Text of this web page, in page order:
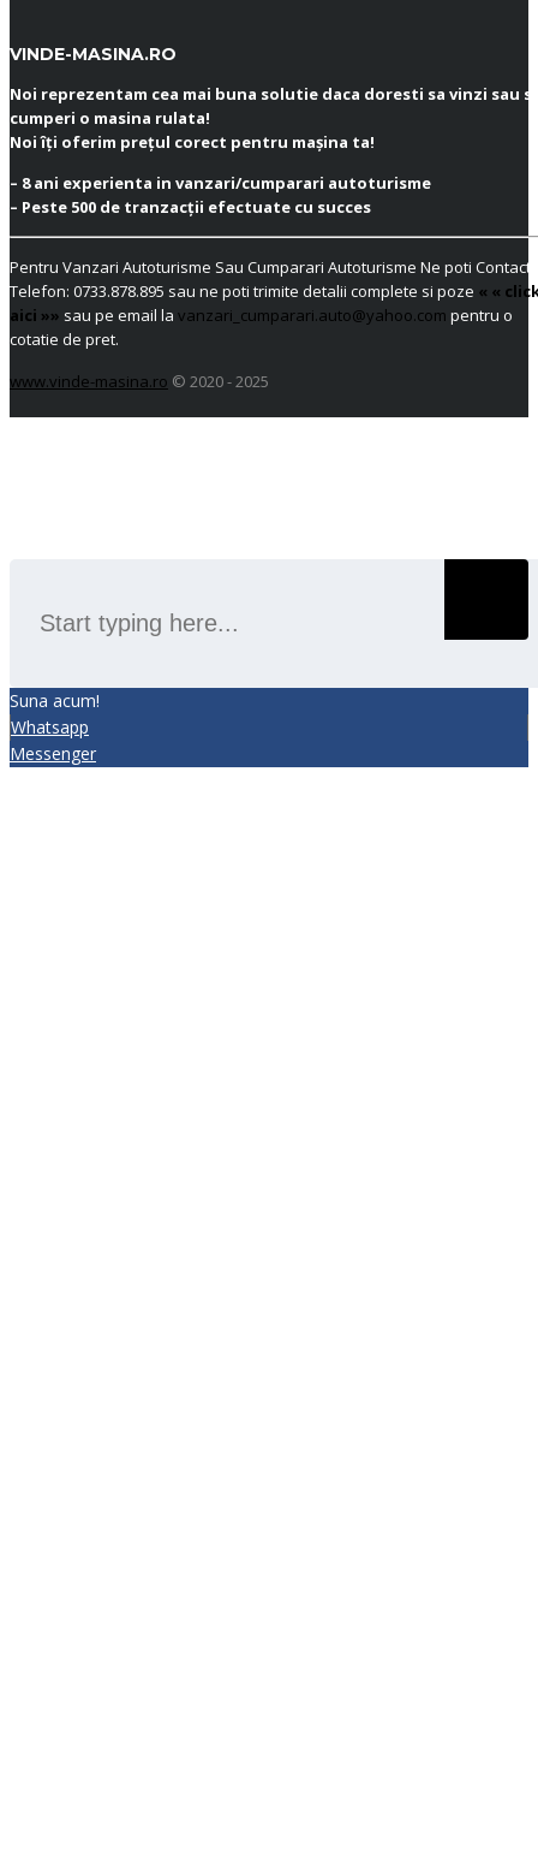
VINDE-MASINA.RO
Noi reprezentam cea mai buna solutie daca doresti sa vinzi sau
cumperi o masina rulata!
Noi îți oferim prețul corect pentru mașina ta!
– 8 ani experienta in vanzari/cumparari autoturisme
– Peste 500 de tranzacții efectuate cu succes
Pentru Vanzari Autoturisme Sau Cumparari Autoturisme Ne poti
Telefon: 0733.878.895 sau ne poti trimite detalii complete si poze « «
aici »» sau pe email la vanzari_cumparari.auto@yahoo.com pentru o
cotatie de pret.
www.vinde-masina.ro © 2020 - 2025
Suna acum!
Whatsapp
Messenger